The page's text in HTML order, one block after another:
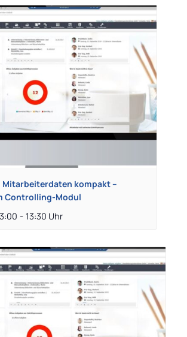
Mitarbeiterdaten kompakt –
Controlling-Modul
- 13:30